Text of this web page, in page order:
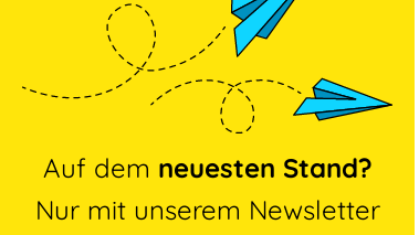
Auf dem neuesten Stand?
Nur mit unserem Newsletter